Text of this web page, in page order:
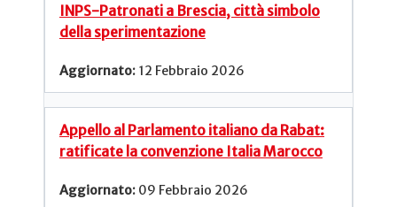
INPS-Patronati a Brescia, città simbolo
della sperimentazione
12 Febbraio 2026
Appello al Parlamento italiano da Rabat:
ratificate la convenzione Italia Marocco
09 Febbraio 2026